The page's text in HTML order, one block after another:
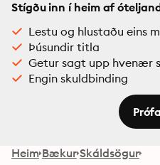
Stígðu inn í heim af
Lestu og hlustaðu eins
Þúsundir titla
Getur sagt upp hvenær
Engin skuldbinding
Heim Bækur Skáldsögur